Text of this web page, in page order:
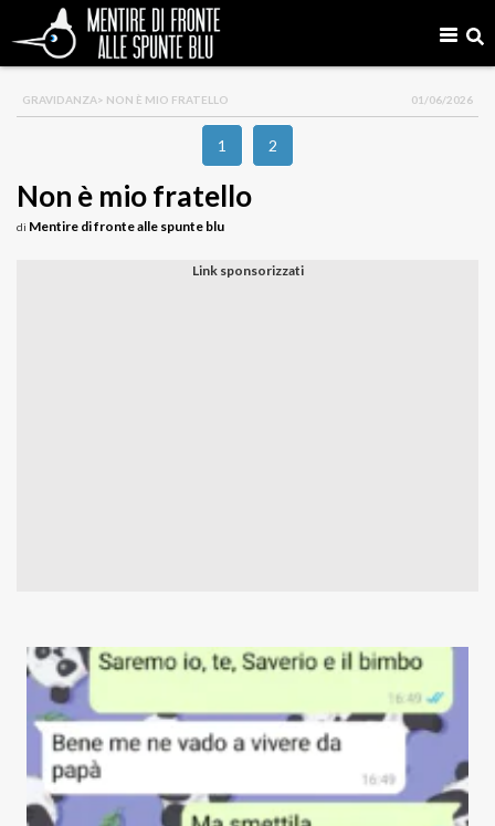
GRAVIDANZA> NON È MIO FRATELLO 01/06/2026
1 2
Non è mio fratello
di Mentire di fronte alle spunte blu